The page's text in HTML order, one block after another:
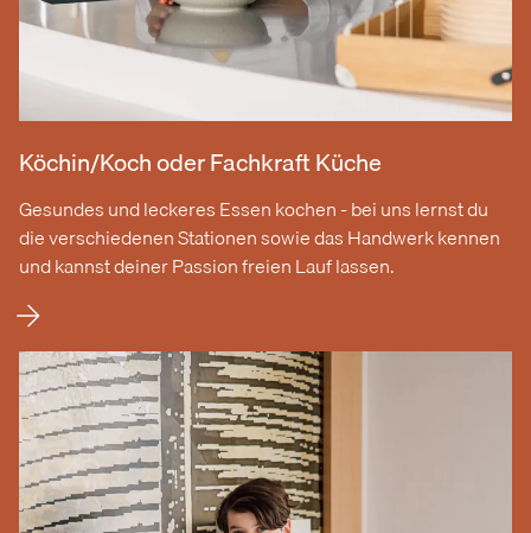
Köchin/Koch oder Fachkraft Küche
Gesundes und leckeres Essen kochen - bei uns lernst du
die verschiedenen Stationen sowie das Handwerk kennen
und kannst deiner Passion freien Lauf lassen.